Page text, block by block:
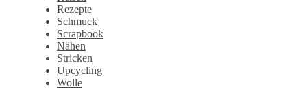
Rezepte
Schmuck
Scrapbook
Nähen
Stricken
Upcycling
Wolle